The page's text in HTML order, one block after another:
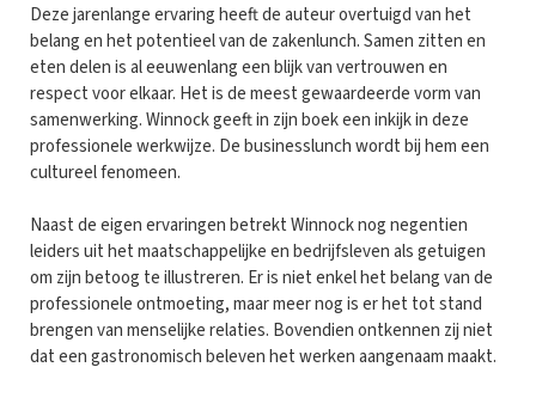
Deze jarenlange ervaring heeft de auteur overtuigd van het
belang en het potentieel van de zakenlunch. Samen zitten en
eten delen is al eeuwenlang een blijk van vertrouwen en
respect voor elkaar. Het is de meest gewaardeerde vorm van
samenwerking. Winnock geeft in zijn boek een inkijk in deze
professionele werkwijze. De businesslunch wordt bij hem een
cultureel fenomeen.
Naast de eigen ervaringen betrekt Winnock nog negentien
leiders uit het maatschappelijke en bedrijfsleven als getuigen
om zijn betoog te illustreren. Er is niet enkel het belang van de
professionele ontmoeting, maar meer nog is er het tot stand
brengen van menselijke relaties. Bovendien ontkennen zij niet
dat een gastronomisch beleven het werken aangenaam maakt.